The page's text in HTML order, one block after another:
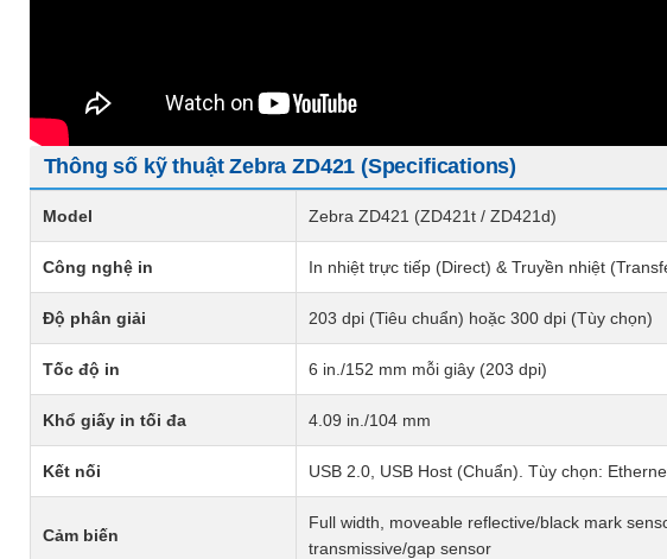
Thông số kỹ thuật Zebra ZD421 (Specifications)
Model Zebra ZD421 (ZD421t / ZD421d)
Công nghệ in In nhiệt trực tiếp (Direct) & Truyền nhiệt
Độ phân giải 203 dpi (Tiêu chuẩn) hoặc 300 dpi (Tùy chọn)
Tốc độ in 6 in./152 mm mỗi giây (203 dpi)
Khổ giấy in tối đa 4.09 in./104 mm
Kết nối USB 2.0, USB Host (Chuẩn). Tùy chọn:
Cảm biến
Full width, moveable reflective/black mark
transmissive/gap sensor